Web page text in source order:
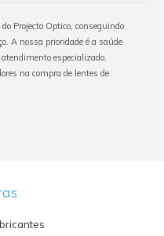
Projecto Optico, conseguindo
A nossa prioridade é a saúde
especializado,
na compra de lentes de